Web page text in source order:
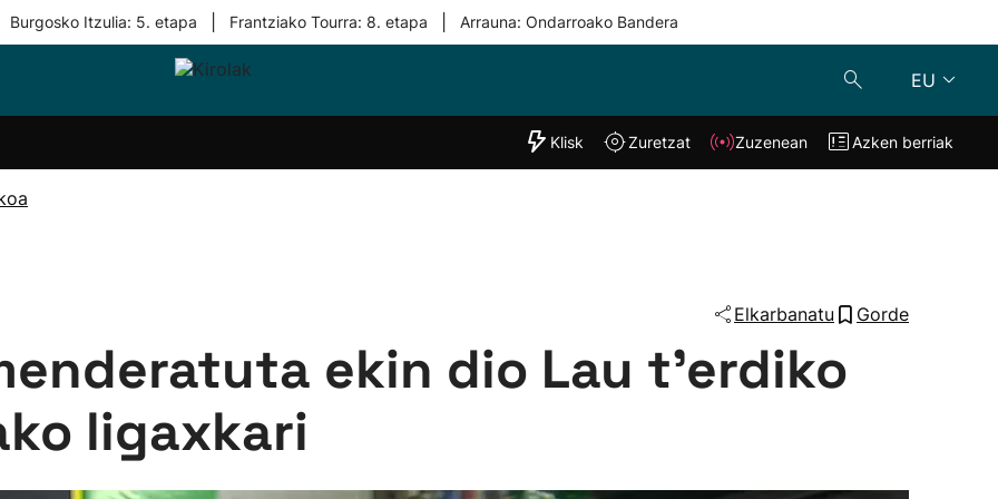
Burgosko Itzulia: 5. etapa Frantziako Tourra: 8. etapa Arrauna: Ondarroako Bandera
EU
Taldeak
"Helmuga"
Klisk Zuzenean
Klisk Zuretzat Zuzenean Azken berriak
Elkarbanatu Gorde
ekin dio Lau t'erdiko
ligaxkari